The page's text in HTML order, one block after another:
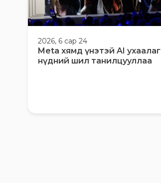
2026, 6 сар 24
Meta хямд үнэтэй AI ухаалаг
нүдний шил танилцууллаа